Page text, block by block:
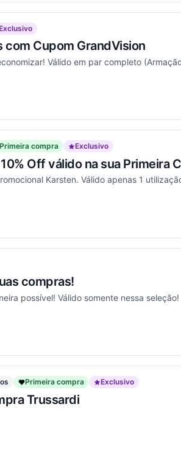
com Cupom GrandVision
Válido em par completo
Primeira compra Exclusivo
Off válido na sua Primeira
Karsten. Válido apenas 1
compras!
possível! Válido somente nessa seleção!
Primeira compra Exclusivo
Trussardi